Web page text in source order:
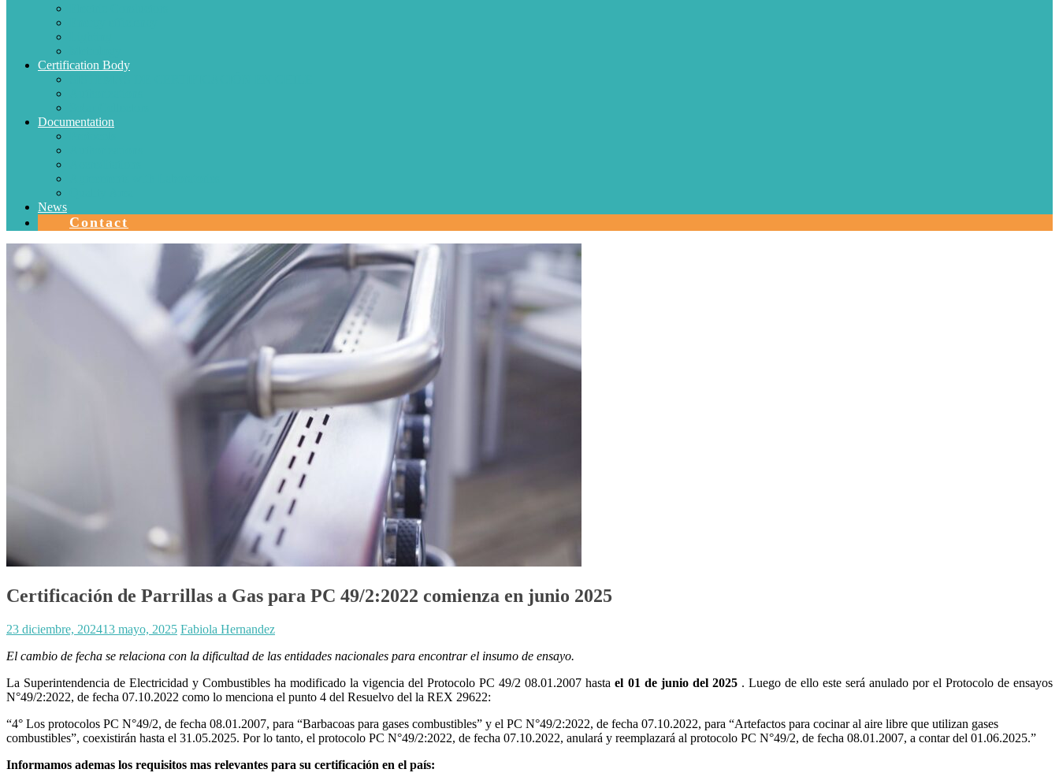
Certification Body
Documentation
News
Contact
Certificación de Parrillas a Gas para PC 49/2:2022 comienza en junio 2025
23 diciembre, 202413 mayo, 2025 Fabiola Hernandez
El cambio de fecha se relaciona con la dificultad de las entidades nacionales para encontrar el insumo de ensayo.
La Superintendencia de Electricidad y Combustibles ha modificado la vigencia del Protocolo PC 49/2 08.01.2007 hasta el 01 de junio del 2025. Luego de ello este será anulado por el Protocolo de ensayos
N°49/2:2022, de fecha 07.10.2022 como lo menciona el punto 4 del Resuelvo del la REX 29622:
“4° Los protocolos PC N°49/2, de fecha 08.01.2007, para “Barbacoas para gases combustibles” y el PC N°49/2:2022, de fecha 07.10.2022, para “Artefactos para cocinar al aire libre que utilizan gases
combustibles”, coexistirán hasta el 31.05.2025. Por lo tanto, el protocolo PC N°49/2:2022, de fecha 07.10.2022, anulará y reemplazará al protocolo PC N°49/2, de fecha 08.01.2007, a contar del 01.06.2025.”
Informamos ademas los requisitos mas relevantes para su certificación en el país: